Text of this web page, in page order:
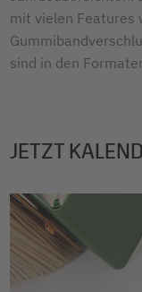
mit vielen Features
sind in den
JETZT